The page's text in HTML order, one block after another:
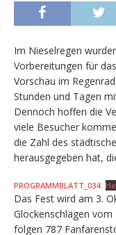
Im Nieselregen
Vorbereitungen für
Vorschau im
Stunden und Tagen
Dennoch hoffen die
viele Besucher
die Zahl des
herausgegeben hat,
PROGRAMMBLATT_034
Das Fest wird am 3.
Glockenschlägen
folgen 787